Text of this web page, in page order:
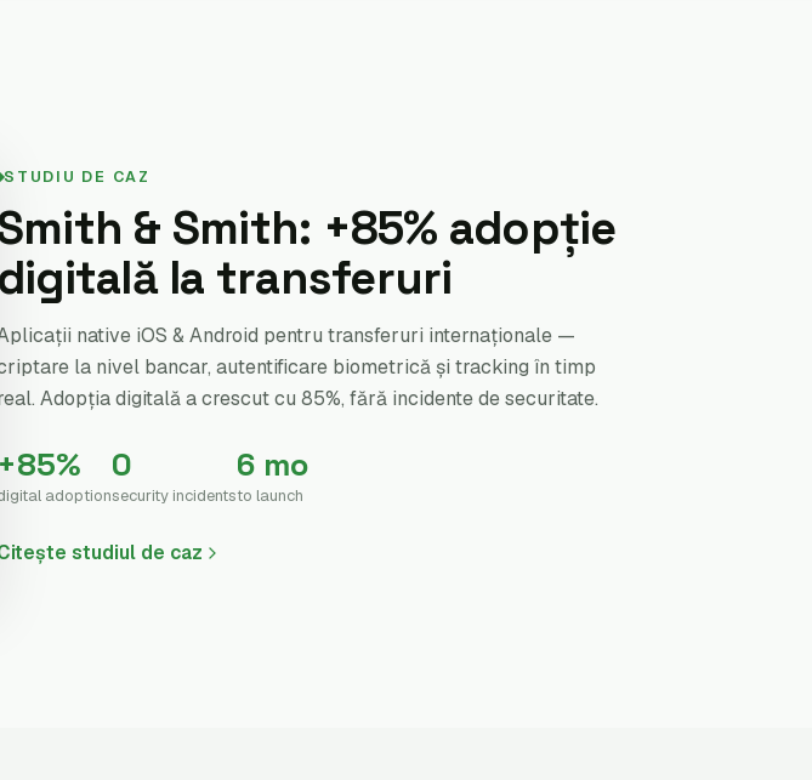
STUDIU DE CAZ
& Smith: +85% adopție
digitală la transferuri
native iOS & Android pentru transferuri internaționale —
la nivel bancar, autentificare biometrică și tracking în timp
Adopția digitală a crescut cu 85%, fără incidente de securitate.
+85%
adoption
0
security incidents
6 mo
to launch
studiul de caz